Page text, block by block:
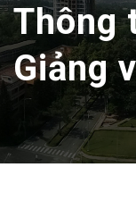
Thông
Giảng